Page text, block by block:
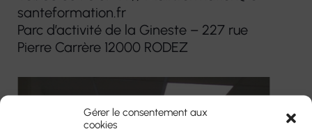
Gérer le consentement aux
cookies
santeformation.fr
Parc d’activité de la Gineste – 227 rue
Pierre Carrère 12000 RODEZ